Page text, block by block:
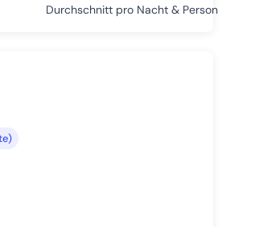
Durchschnitt pro Nacht & Person